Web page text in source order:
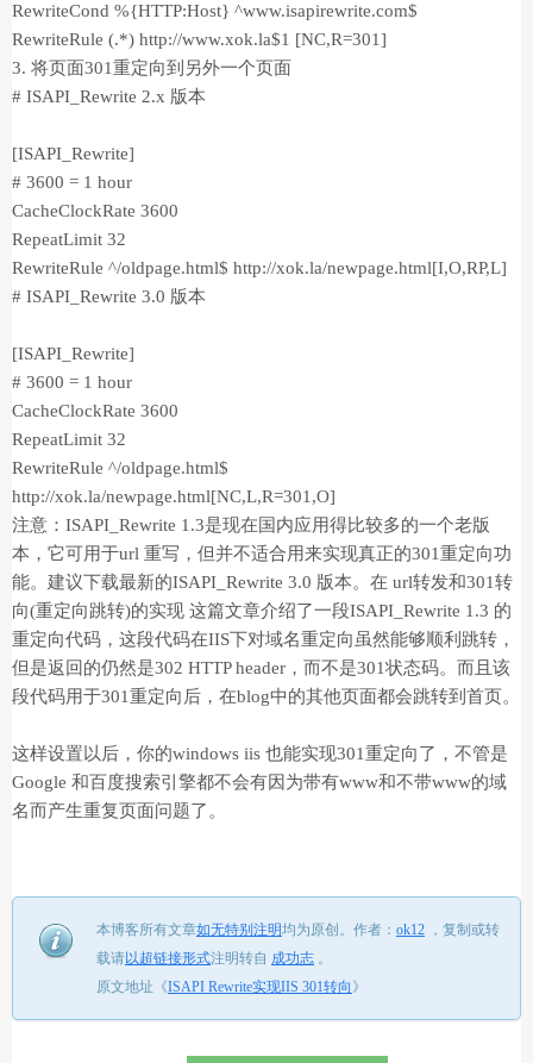
RewriteCond %{HTTP:Host} ^www.isapirewrite.com$
RewriteRule (.*) http://www.xok.la$1 [NC,R=301]
3. 将页面301重定向到另外一个页面
# ISAPI_Rewrite 2.x 版本
[ISAPI_Rewrite]
# 3600 = 1 hour
CacheClockRate 3600
RepeatLimit 32
RewriteRule ^/oldpage.html$ http://xok.la/newpage.html[I,O,RP,L]
# ISAPI_Rewrite 3.0 版本
[ISAPI_Rewrite]
# 3600 = 1 hour
CacheClockRate 3600
RepeatLimit 32
RewriteRule ^/oldpage.html$
http://xok.la/newpage.html[NC,L,R=301,O]
注意：ISAPI_Rewrite 1.3是现在国内应用得比较多的一个老版
本，它可用于url 重写，但并不适合用来实现真正的301重定向功
能。建议下载最新的ISAPI_Rewrite 3.0 版本。在 url转发和301转
向(重定向跳转)的实现 这篇文章介绍了一段ISAPI_Rewrite 1.3 的
重定向代码，这段代码在IIS下对域名重定向虽然能够顺利跳转，
但是返回的仍然是302 HTTP header，而不是301状态码。而且该
段代码用于301重定向后，在blog中的其他页面都会跳转到首页。
这样设置以后，你的windows iis 也能实现301重定向了，不管是
Google 和百度搜索引擎都不会有因为带有www和不带www的域
名而产生重复页面问题了。
本博客所有文章如无特别注明均为原创。 作者： ok12 ， 复制或转
载请以超链接形式注明转自 成功志 。
原文地址《ISAPI Rewrite实现IIS 301转向 》